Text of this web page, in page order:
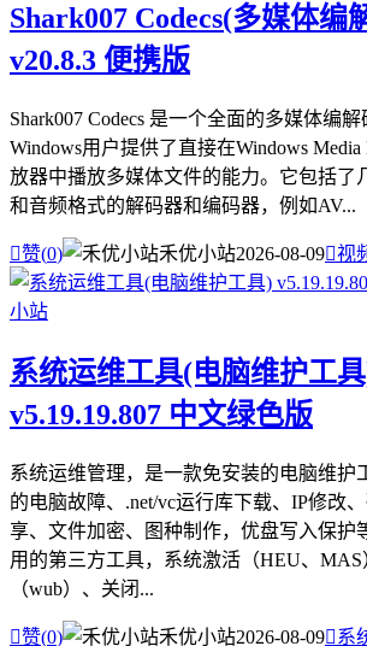
Shark007 Codecs(多媒体编
v20.8.3 便携版
Shark007 Codecs 是一个全面的多媒体编
Windows用户提供了直接在Windows
放器中播放多媒体文件的能力。它包括了
和音频格式的解码器和编码器，例如AV...
赞(0) 禾优小站2026-08-09视
系统运维工具(电脑维护工
v5.19.19.807 中文绿色版
系统运维管理，是一款免安装的电脑维护
的电脑故障、.net/vc运行库下载、IP修改
享、文件加密、图种制作，优盘写入保护
用的第三方工具，系统激活（HEU、
（wub）、关闭...
赞(0) 禾优小站2026-08-09系